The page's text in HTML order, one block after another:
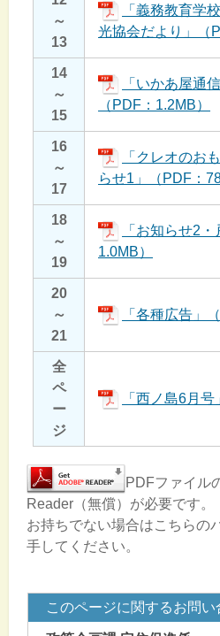
～
13
「義務教育学
光協会だより」（
14
～
15
「いかあ屋通
（PDF：1.2MB）
16
～
17
「クレオのお
らせ1」（PDF：
18
～
19
「お知らせ2
1.0MB）
20
～
21
「各種広告」
全
ペ
ー
ジ
「西ノ島6月
PDFファイル
Reader（無償）が必要です。
お持ちでない場合はこちらの
手してください。
このページに関するお問い